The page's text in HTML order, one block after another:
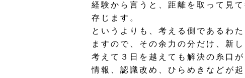
経験から言うと、距離を取って見
存じます。
というよりも、考える側であるわ
ますので、その余力の分だけ、新
考えて３日を越えても解決の糸口
情報、認識改め、ひらめきなどが